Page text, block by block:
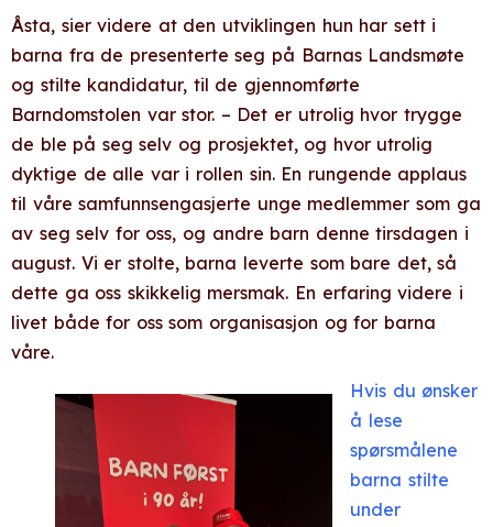
Åsta, sier videre at den utviklingen hun har sett i
barna fra de presenterte seg på Barnas Landsmøte
og stilte kandidatur, til de gjennomførte
Barndomstolen var stor. – Det er utrolig hvor trygge
de ble på seg selv og prosjektet, og hvor utrolig
dyktige de alle var i rollen sin. En rungende applaus
til våre samfunnsengasjerte unge medlemmer som ga
av seg selv for oss, og andre barn denne tirsdagen i
august. Vi er stolte, barna leverte som bare det, så
dette ga oss skikkelig mersmak. En erfaring videre i
livet både for oss som organisasjon og for barna
våre.
Hvis du ønsker
å lese
spørsmålene
barna stilte
under